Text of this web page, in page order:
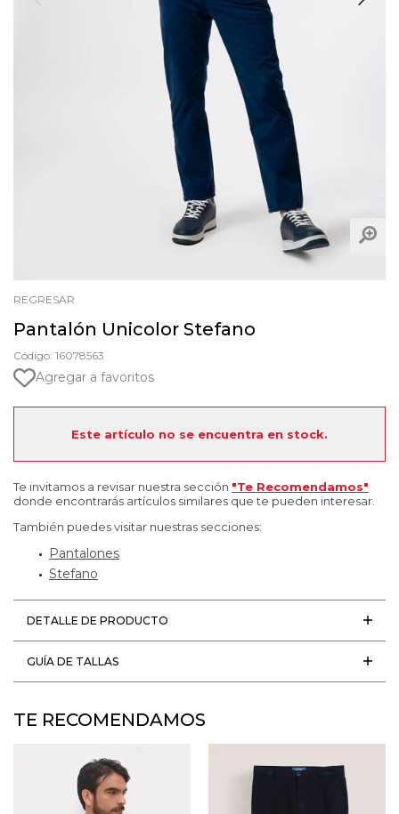
REGRESAR
Pantalón Unicolor Stefano
Código: 16078563
Agregar a favoritos
Este artículo no se encuentra en stock.
Te invitamos a revisar nuestra sección "Te Recomendamos"
donde encontrarás artículos similares que te pueden interesar.
También puedes visitar nuestras secciones:
Pantalones
Stefano
DETALLE DE PRODUCTO
GUÍA DE TALLAS
TE RECOMENDAMOS